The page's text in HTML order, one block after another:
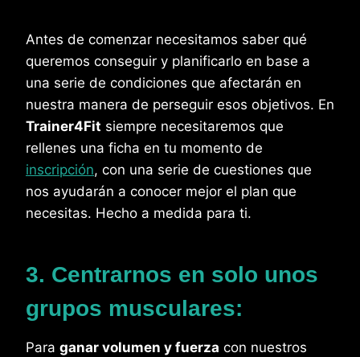
Antes de comenzar necesitamos saber qué
queremos conseguir y planificarlo en base a
una serie de condiciones que afectarán en
nuestra manera de perseguir esos objetivos. En
Trainer4Fit siempre necesitaremos que
rellenes una ficha en tu momento de
inscripción, con una serie de cuestiones que
nos ayudarán a conocer mejor el plan que
necesitas. Hecho a medida para ti.
3. Centrarnos en solo unos
grupos musculares:
Para ganar volumen y fuerza con nuestros